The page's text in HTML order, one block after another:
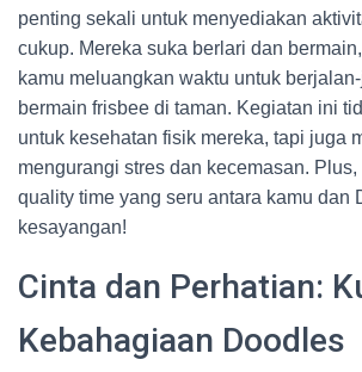
penting sekali untuk menyediakan
cukup. Mereka suka berlari dan
kamu meluangkan waktu untuk
bermain frisbee di taman. Kegiatan ini
untuk kesehatan fisik mereka, tapi juga
mengurangi stres dan kecemasan.
quality time yang seru antara kamu dan
kesayangan!
Cinta dan Perhatian:
Kebahagiaan Doodles